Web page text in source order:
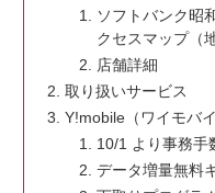
ソフトバンク昭
クセスマップ（
店舗詳細
取り扱いサービス
Y!mobile（ワイモバ
10/1 より事務手
データ増量無料